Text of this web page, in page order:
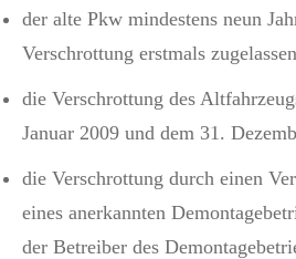
der alte Pkw mindestens neun
Verschrottung erstmals
die Verschrottung des
Januar 2009 und dem 31.
die Verschrottung durch einen
eines anerkannten
der Betreiber des